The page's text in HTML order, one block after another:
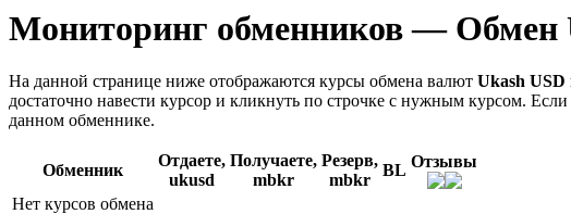
Мониторинг обменников — Обмен
На данной странице ниже отображаются курсы обмена валют Ukash USD
достаточно навести курсор и кликнуть по строчке с нужным курсом.
данном обменнике.
Обменник
Отдаете,
ukusd
Получаете,
mbkr
Резерв,
mbkr
BL Отзывы
Нет курсов обмена